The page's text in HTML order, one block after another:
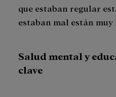
que estaban regular
estaban mal están muy
Salud mental y
clave